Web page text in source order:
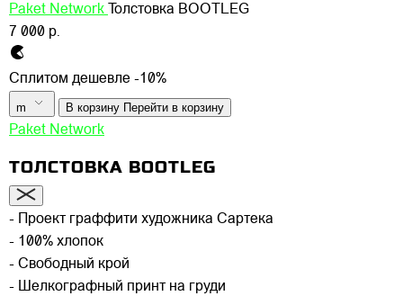
Paket Network
Толстовка BOOTLEG
7 000 р.
Сплитом дешевле -10%
m В корзину Перейти в корзину
Paket Network
ТОЛСТОВКА BOOTLEG
- Проект граффити художника Сартека
- 100% хлопок
- Свободный крой
- Шелкографный принт на груди